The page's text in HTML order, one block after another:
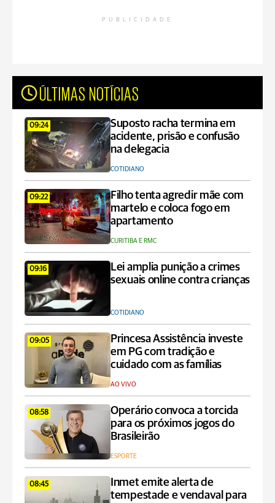
PUBLICIDADE
ÚLTIMAS NOTÍCIAS
09:24
Suposto racha termina em
acidente, prisão e confusão
na delegacia
COTIDIANO
09:22
Filho tenta agredir mãe com
martelo e coloca fogo em
apartamento
CURITIBA E RMC
09:16
Lei amplia punição a crimes
sexuais online contra crianças
COTIDIANO
09:05
Princesa Assistência investe
em PG com tradição e
cuidado com as famílias
AO VIVO
08:58
Operário convoca a torcida
para os próximos jogos do
Brasileirão
ESPORTE
08:45
Inmet emite alerta de
tempestade e vendaval para